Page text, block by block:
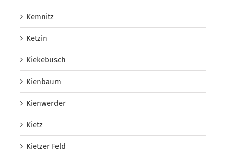
Kemnitz
Ketzin
Kiekebusch
Kienbaum
Kienwerder
Kietz
Kietzer Feld